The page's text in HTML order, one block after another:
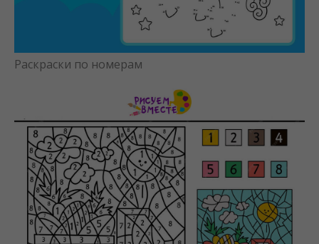
Раскраски по номерам